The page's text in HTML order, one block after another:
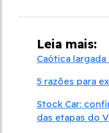
Leia mais:
Caótica
5 razões para
Stock Car:
das etapas do